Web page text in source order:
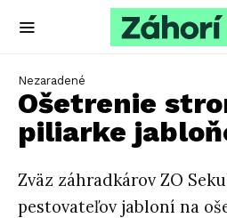
Nezaradené
Ošetrenie
piliarke
Zväz záhradkárov ZO
pestovateľov jabloní na